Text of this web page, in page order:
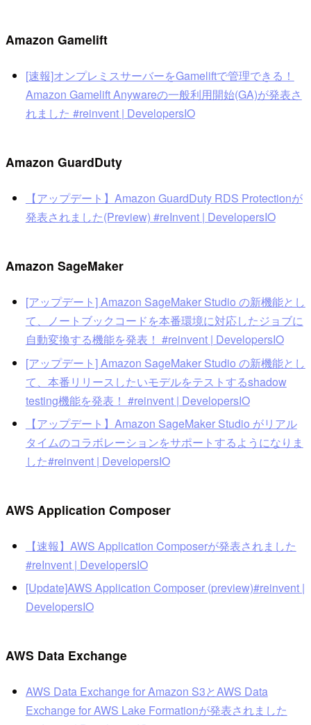
Amazon Gamelift
[速報]オンプレミスサーバーをGameliftで管理できる！
Amazon Gamelift Anywareの一般利用開始(GA)が発表さ
れました #reinvent | DevelopersIO
Amazon GuardDuty
【アップデート】Amazon GuardDuty RDS Protectionが
発表されました(Preview) #reInvent | DevelopersIO
Amazon SageMaker
[アップデート] Amazon SageMaker Studio の新機能とし
て、ノートブックコードを本番環境に対応したジョブに
自動変換する機能を発表！ #reinvent | DevelopersIO
[アップデート] Amazon SageMaker Studio の新機能とし
て、本番リリースしたいモデルをテストするshadow
testing機能を発表！ #reinvent | DevelopersIO
【アップデート】Amazon SageMaker Studio がリアル
タイムのコラボレーションをサポートするようになりま
した#reinvent | DevelopersIO
AWS Application Composer
【速報】AWS Application Composerが発表されました
#reInvent | DevelopersIO
[Update]AWS Application Composer (preview)#reinvent |
DevelopersIO
AWS Data Exchange
AWS Data Exchange for Amazon S3とAWS Data
Exchange for AWS Lake Formationが発表されました